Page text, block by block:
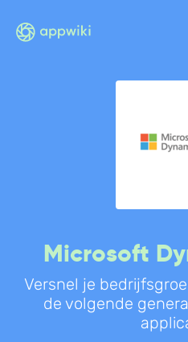
Microsoft
Versnel je
de volgende